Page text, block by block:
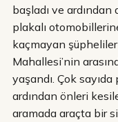
başladı ve
plakalı
kaçmayan
Mahallesi’nin
yaşandı. Çok
ardından önleri
aramada araçta bir